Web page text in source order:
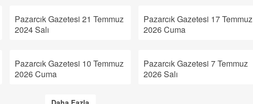
Pazarcık Gazetesi 21 Temmuz
2024 Salı
Pazarcık Gazetesi 17 Temmuz
2026 Cuma
Pazarcık Gazetesi 10 Temmuz
2026 Cuma
Pazarcık Gazetesi 7 Temmuz
2026 Salı